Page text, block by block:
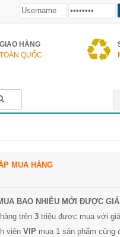
GIAO HÀNG
TOÀN QUỐC
MUA HÀNG
BAO NHIÊU MỚI ĐƯỢC
trên 3 triệu được mua với
viên VIP mua 1 sản phẩm cũng